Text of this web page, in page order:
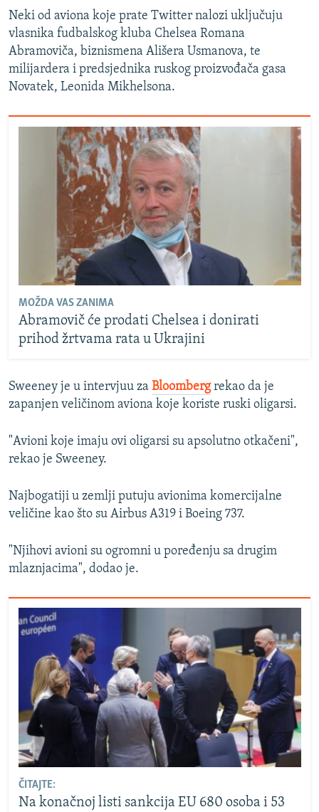
Neki od aviona koje prate Twitter nalozi uključuju
vlasnika fudbalskog kluba Chelsea Romana
Abramoviča, biznismena Ališera Usmanova, te
milijardera i predsjednika ruskog proizvođača gasa
Novatek, Leonida Mikhelsona.
MOŽDA VAS ZANIMA
Abramovič će prodati Chelsea i donirati
prihod žrtvama rata u Ukrajini
Sweeney je u intervjuu za Bloombergrekao da je
zapanjen veličinom aviona koje koriste ruski oligarsi.
"Avioni koje imaju ovi oligarsi su apsolutno otkačeni",
rekao je Sweeney.
Najbogatiji u zemlji putuju avionima komercijalne
veličine kao što su Airbus A319 i Boeing 737.
"Njihovi avioni su ogromni u poređenju sa drugim
mlaznjacima", dodao je.
ČITAJTE:
Na konačnoj listi sankcija EU 680 osoba i 53